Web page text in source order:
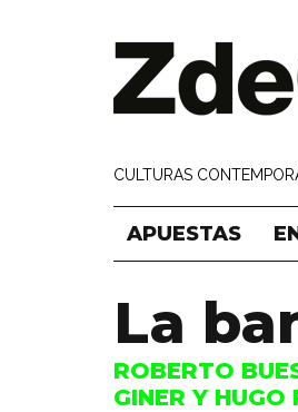
CULTURAS
APUESTAS
La
ROBERTO
GINER Y HUGO